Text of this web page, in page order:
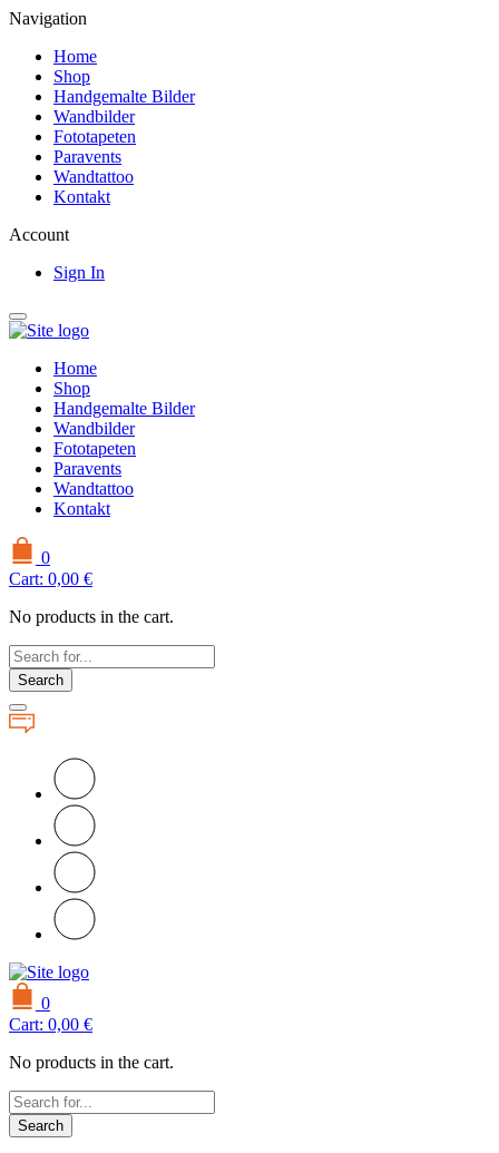
Navigation
Home
Shop
Handgemalte Bilder
Wandbilder
Fototapeten
Paravents
Wandtattoo
Kontakt
Account
Sign In
Home
Shop
Handgemalte Bilder
Wandbilder
Fototapeten
Paravents
Wandtattoo
Kontakt
0
Cart: 0,00 €
No products in the cart.
Search
0
Cart: 0,00 €
No products in the cart.
Search